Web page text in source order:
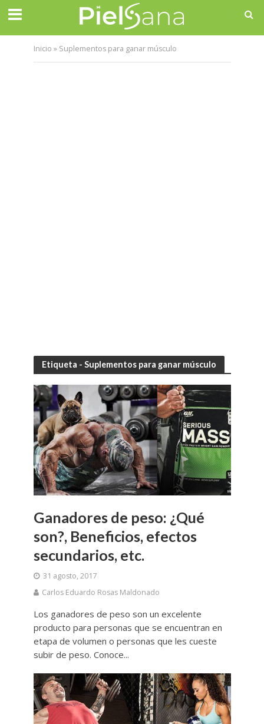
Inicio » Suplementos para ganar músculo
Etiqueta - Suplementos para ganar músculo
Ganadores de peso: ¿Qué
son?, Beneficios, efectos
secundarios, etc.
31 agosto, 2017
Carlos Eduardo Rosas Maldonado
Los ganadores de peso son un excelente
producto para personas que se encuentran en
etapa de volumen o personas que les cueste
subir de peso. Conoce...